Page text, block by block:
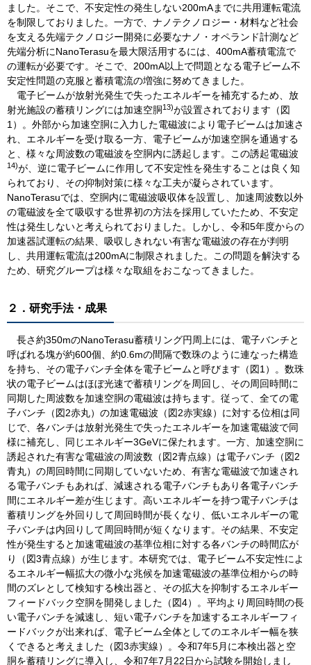
ました。そこで、不安定性の発生しない200mAまでに共用運転電流
を制限しておりました。一方で、ナノテクノロジー・材料など社会
を支える先端テクノロジー開発に必要なナノ・オペランド計測など
先端分析にNanoTerasuを最大限活用するには、400mA蓄積電流で
の運転が必要です。そこで、200mA以上で問題となる電子ビーム不
安定性問題の克服と蓄積電流の増強に努めてきました。
電子ビームが放射光発生で失ったエネルギーを補充するため、放
射光施設の蓄積リングには加速空胴 13)が設置されております（図
1）。外部から加速空胴に入力した電磁波により電子ビームは加速さ
れ、エネルギーを受け取る一方、電子ビームが加速空胴を通過する
と、様々な周波数の電磁波を空胴内に誘起します。この誘起電磁波
14)が、逆に電子ビームに作用して不安定性を発生することは良く知
られており、その抑制対策に様々な工夫が凝らされています。
NanoTerasuでは、空胴内に電磁波吸収体を設置し、加速周波数以外
の電磁波を全て吸収する世界初の方法を採用していたため、不安定
性は発生しないと考えられておりました。しかし、令和5年度からの
加速器試運転の結果、吸収しきれない有害な電磁波の存在が判明
し、共用運転電流は200mAに制限されました。この問題を解決する
ため、研究グループは様々な取組をおこなってきました。
２．研究手法・成果
長さ約350mのNanoTerasu蓄積リング円周上には、電子バンチと
呼ばれる塊が約600個、約0.6mの間隔で数珠のように連なった構造
を持ち、その電子バンチ全体を電子ビームと呼びます（図1）。数珠
状の電子ビームはほぼ光速で蓄積リングを周回し、その周回時間に
同期した周波数を加速空胴の電磁波は持ちます。従って、全ての電
子バンチ（図2赤丸）の加速電磁波（図2赤実線）に対する位相は同
じで、各バンチは放射光発生で失ったエネルギーを加速電磁波で同
様に補充し、同じエネルギー3GeVに保たれます。一方、加速空胴に
誘起された有害な電磁波の周波数（図2青点線）は電子バンチ（図2
青丸）の周回時間に同期していないため、有害な電磁波で加速され
る電子バンチもあれば、減速される電子バンチもあり各電子バンチ
間にエネルギー差が生じます。高いエネルギーを持つ電子バンチは
蓄積リングを外回りして周回時間が長くなり、低いエネルギーの電
子バンチは内回りして周回時間が短くなります。その結果、不安定
性が発生すると加速電磁波の基準位相に対する各バンチの時間広が
り（図3青点線）が生じます。本研究では、電子ビーム不安定性によ
るエネルギー幅拡大の微小な兆候を加速電磁波の基準位相からの時
間のズレとして検知する検出器と、その拡大を抑制するエネルギー
フィードバック空胴を開発しました（図4）。平均より周回時間の長
い電子バンチを減速し、短い電子バンチを加速するエネルギーフィ
ードバックが出来れば、電子ビーム全体としてのエネルギー幅を狭
くできると考えました（図3赤実線）。令和7年5月に本検出器と空
胴を蓄積リングに導入し、令和7年7月22日から試験を開始しまし